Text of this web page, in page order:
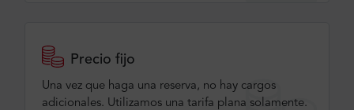
Precio fijo
Una vez que haga una reserva, no hay cargos
adicionales. Utilizamos una tarifa plana solamente.